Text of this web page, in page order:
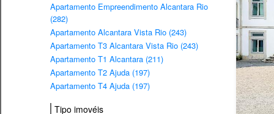
Apartamento Empreendimento Alcantara Rio
(282)
Apartamento Alcantara Vista Rio (243)
Apartamento T3 Alcantara Vista Rio (243)
Apartamento T1 Alcantara (211)
Apartamento T2 Ajuda (197)
Apartamento T4 Ajuda (197)
Tipo imovéis